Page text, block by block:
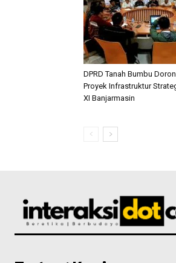
DPRD Tanah Bumbu
Proyek Infrastruktur
XI Banjarmasin